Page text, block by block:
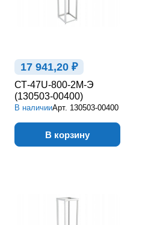
17 941,20 ₽
СТ-47U-800-2М-Э
(130503-00400)
В наличииАрт. 130503-00400
В корзину